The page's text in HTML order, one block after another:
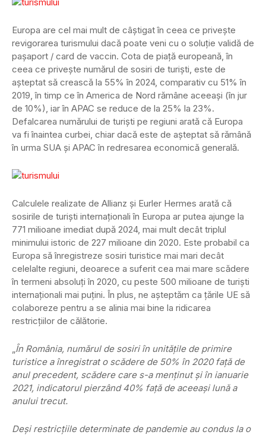
Europa are cel mai mult de câştigat în ceea ce priveşte
revigorarea turismului dacă poate veni cu o soluţie validă de
paşaport / card de vaccin. Cota de piaţă europeană, în
ceea ce priveşte numărul de sosiri de turişti, este de
aşteptat să crească la 55% în 2024, comparativ cu 51% în
2019, în timp ce în America de Nord rămâne aceeaşi (în jur
de 10%), iar în APAC se reduce de la 25% la 23%.
Defalcarea numărului de turişti pe regiuni arată că Europa
va fi înaintea curbei, chiar dacă este de aşteptat să rămână
în urma SUA şi APAC în redresarea economică generală.
Calculele realizate de Allianz și Eurler Hermes arată că
sosirile de turişti internaţionali în Europa ar putea ajunge la
771 milioane imediat după 2024, mai mult decât triplul
minimului istoric de 227 milioane din 2020. Este probabil ca
Europa să înregistreze sosiri turistice mai mari decât
celelalte regiuni, deoarece a suferit cea mai mare scădere
în termeni absoluţi în 2020, cu peste 500 milioane de turişti
internaţionali mai puţini. În plus, ne aşteptăm ca ţările UE să
colaboreze pentru a se alinia mai bine la ridicarea
restricţiilor de călătorie.
„În România, numărul de sosiri în unităţile de primire
turistice a înregistrat o scădere de 50% în 2020 faţă de
anul precedent, scădere care s-a menţinut şi în ianuarie
2021, indicatorul pierzând 40% faţă de aceeaşi lună a
anului trecut.
Deşi restricţiile determinate de pandemie au condus la o